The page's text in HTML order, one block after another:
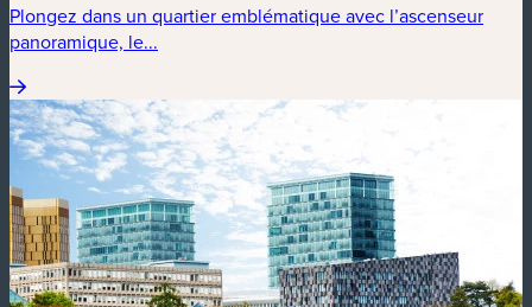
Plongez dans un quartier emblématique avec l’ascenseur
panoramique, le...